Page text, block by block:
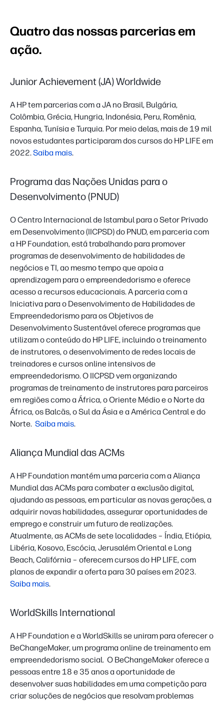
Quatro das nossas parcerias em
ação.
Junior Achievement (JA) Worldwide
A HP tem parcerias com a JA no Brasil, Bulgária,
Colômbia, Grécia, Hungria, Indonésia, Peru, Romênia,
Espanha, Tunísia e Turquia. Por meio delas, mais de 19 mil
novos estudantes participaram dos cursos do HP LIFE em
2022.Saiba mais.
Programa das Nações Unidas para o
Desenvolvimento (PNUD)
O Centro Internacional de Istambul para o Setor Privado
em Desenvolvimento (IICPSD) do PNUD, em parceria com
a HP Foundation, está trabalhando para promover
programas de desenvolvimento de habilidades de
negócios e TI, ao mesmo tempo que apoia a
aprendizagem para o empreendedorismo e oferece
acesso a recursos educacionais. A parceria com a
Iniciativa para o Desenvolvimento de Habilidades de
Empreendedorismo para os Objetivos de
Desenvolvimento Sustentável oferece programas que
utilizam o conteúdo do HP LIFE, incluindo o treinamento
de instrutores, o desenvolvimento de redes locais de
treinadores e cursos online intensivos de
empreendedorismo. O IICPSD vem organizando
programas de treinamento de instrutores para parceiros
em regiões como a África, o Oriente Médio e o Norte da
África, os Balcãs, o Sul da Ásia e a América Central e do
Norte. Saiba mais.
Aliança Mundial das ACMs
A HP Foundation mantém uma parceria com a Aliança
Mundial das ACMs para combater a exclusão digital,
ajudando as pessoas, em particular as novas gerações, a
adquirir novas habilidades, assegurar oportunidades de
emprego e construir um futuro de realizações.
Atualmente, as ACMs de sete localidades – Índia, Etiópia,
Libéria, Kosovo, Escócia, Jerusalém Oriental e Long
Beach, Califórnia – oferecem cursos do HP LIFE, com
planos de expandir a oferta para 30 países em 2023.
Saiba mais.
WorldSkills International
A HP Foundation e a WorldSkills se uniram para oferecer o
BeChangeMaker, um programa online de treinamento em
empreendedorismo social. O BeChangeMaker oferece a
pessoas entre 18 e 35 anos a oportunidade de
desenvolver suas habilidades em uma competição para
criar soluções de negócios que resolvam problemas